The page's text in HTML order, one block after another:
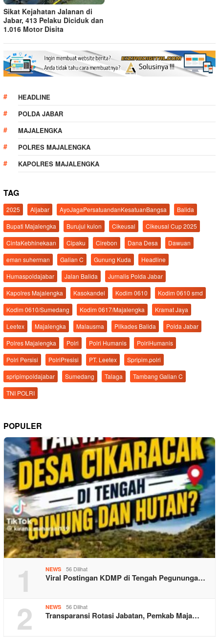
Sikat Kejahatan Jalanan di
Jabar, 413 Pelaku Diciduk dan
1.016 Motor Disita
HEADLINE
POLDA JABAR
MAJALENGKA
POLRES MAJALENGKA
KAPOLRES MAJALENGKA
TAG
2025 Aljabar AyoJagaPersatuandanKesatuanBangsa
Balida
Bupati Majalengka
Burujul kulon Cikeusal
Cikeusal Cup 2025
CintaKebhinekaan
Cipaku Cirebon Dana Desa
Dawuan
eman suherman
Galian C Gunung Kuda
Headline
Humaspoldajabar
Jalan Balida
Jurnalis Polda Jabar
Kapolres Majalengka
Kasokandel Kodim 0610
Kodim 0610 smd
Kodim 0610/Sumedang
Kodim 0617/Majalengka
Kramat Jaya
Leetex
Majalengka Malausma Pilkades Balida
Polda Jabar
Polres Majalengka
Polri Polri Humanis
PolriHumanis
Polri Persisi
PolriPresisi PT. Leetex
Spripim.polri
spripimpoldajabar
Sumedang Talaga
Tambang Galian C
TNI POLRI
POPULER
1 NEWS 56 Dilihat
Viral Postingan KDMP di Tengah Pegununga…
2 NEWS 56 Dilihat
Transparansi Rotasi Jabatan, Pemkab Maja…